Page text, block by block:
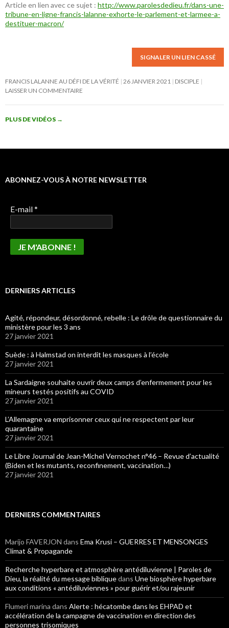
Article en lien avec ce sujet : http://www.parolesdedieu.fr/dans-une-
tribune-en-ligne-francis-lalanne-exhorte-le-parlement-et-larmee-a-
destituer-macron/
SIGNALER UN LIEN CASSÉ
FRANCIS LALANNE AU DÉFI DE LA VÉRITÉ 26 JANVIER 2021 DISCIPLE
LAISSER UN COMMENTAIRE
PLUS DE VIDÉOS →
ABONNEZ-VOUS À NOTRE NEWSLETTER
E-mail*
DERNIERS ARTICLES
Agité, répondeur, désordonné, rebelle : Le drôle de questionnaire du
ministère pour les 3 ans
27 janvier 2021
Suède : à Halmstad on interdit les masques à l’école
27 janvier 2021
La Sardaigne souhaite ouvrir deux camps d’enfermement pour les
mineurs testés positifs au COVID
27 janvier 2021
L’Allemagne va emprisonner ceux qui ne respectent par leur
quarantaine
27 janvier 2021
Le Libre Journal de Jean-Michel Vernochet n°46 – Revue d’actualité
(Biden et les mutants, reconfinement, vaccination…)
27 janvier 2021
DERNIERS COMMENTAIRES
Marijo FAVERJON dans Ema Krusi – GUERRES ET MENSONGES
Climat & Propagande
Recherche hyperbare et atmosphère antédiluvienne | Paroles de
Dieu, la réalité du message bibliquedans Une biosphère hyperbare
aux conditions « antédiluviennes » pour guérir et/ou rajeunir
Flumeri marina dans Alerte : hécatombe dans les EHPAD et
accélération de la campagne de vaccination en direction des
personnes trisomiques